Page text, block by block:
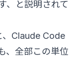
、と説明されて
、Claude Code
、全部この単位